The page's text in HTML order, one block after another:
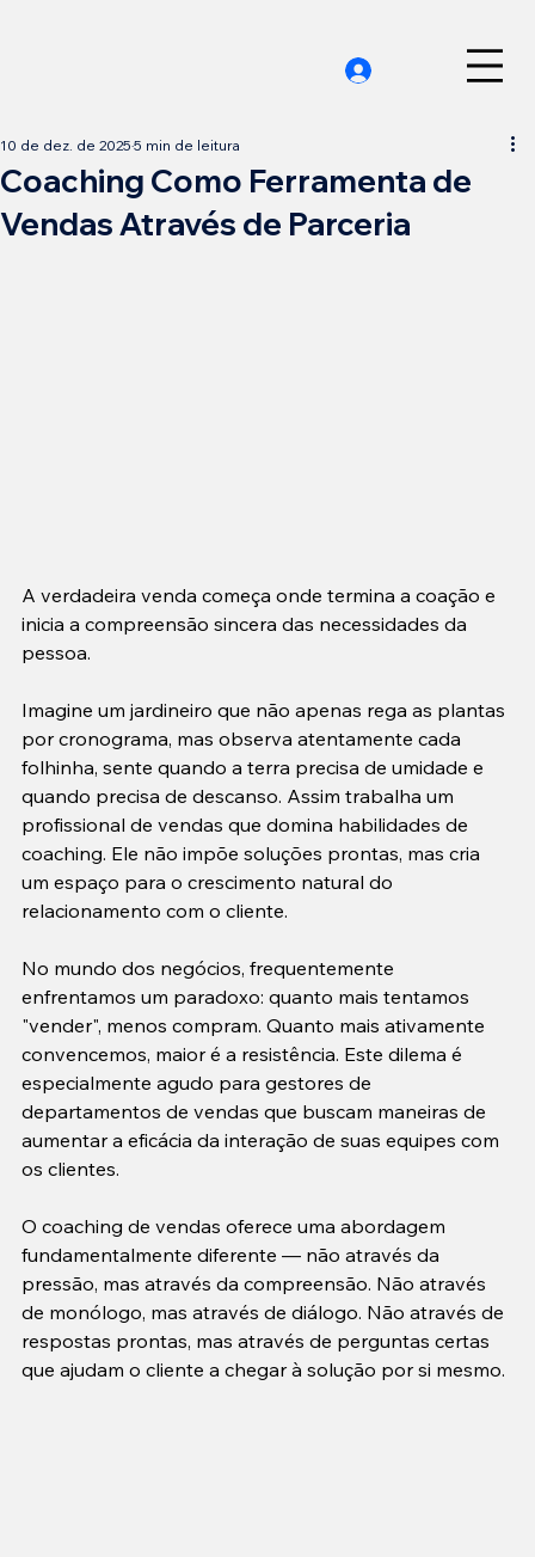
Coaching Como Ferramenta de
Vendas Através de Parceria
10 de dez. de 2025 5 min de leitura
A verdadeira venda começa onde termina a coação e
inicia a compreensão sincera das necessidades da
pessoa.
Imagine um jardineiro que não apenas rega as plantas
por cronograma, mas observa atentamente cada
folhinha, sente quando a terra precisa de umidade e
quando precisa de descanso. Assim trabalha um
profissional de vendas que domina habilidades de
coaching. Ele não impõe soluções prontas, mas cria
um espaço para o crescimento natural do
relacionamento com o cliente.
No mundo dos negócios, frequentemente
enfrentamos um paradoxo: quanto mais tentamos
"vender", menos compram. Quanto mais ativamente
convencemos, maior é a resistência. Este dilema é
especialmente agudo para gestores de
departamentos de vendas que buscam maneiras de
aumentar a eficácia da interação de suas equipes com
os clientes.
O coaching de vendas oferece uma abordagem
fundamentalmente diferente — não através da
pressão, mas através da compreensão. Não através
de monólogo, mas através de diálogo. Não através de
respostas prontas, mas através de perguntas certas
que ajudam o cliente a chegar à solução por si mesmo.